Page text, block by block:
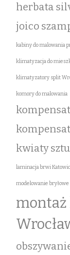
herbata
joico
kabiny do malowania
klimatyzacja do
klimatyzatory split
komory do malowania
kwiaty
laminacja brwi
modelowanie bryłowe